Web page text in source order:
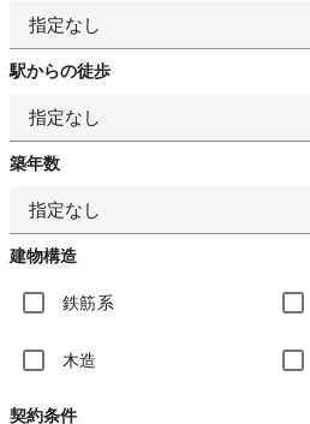
指定なし
駅からの徒歩
指定なし
築年数
指定なし
建物構造
鉄筋系
木造
契約条件